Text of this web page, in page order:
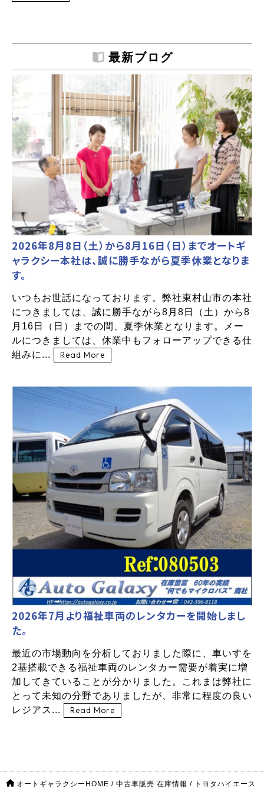
最新ブログ
2026年8月8日（土）から8月16日（日）までオートギ
ャラクシー本社は、誠に勝手ながら夏季休業となりま
す。
いつもお世話になっております。弊社東村山市の本社
につきましては、誠に勝手ながら8月8日（土）から8
月16日（日）までの間、夏季休業となります。メー
ルにつきましては、休業中もフォローアップできる仕
組みに...
Read More
2026年7月より福祉車両のレンタカーを開始しまし
た。
最近の市場動向を分析しておりました際に、車いすを
2基搭載できる福祉車両のレンタカー需要が着実に増
加してきていることが分かりました。これまは弊社に
とって未知の分野でありましたが、非常に程度の良い
レジアス...
Read More
オートギャラクシーHOME / 中古車販売 在庫情報 / トヨタハイエース